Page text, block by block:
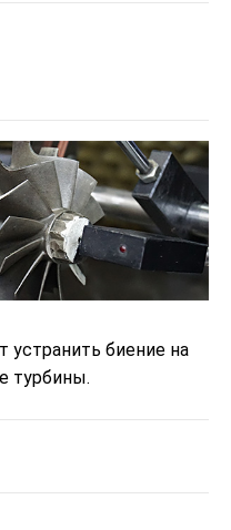
устранить биение на
турбины.